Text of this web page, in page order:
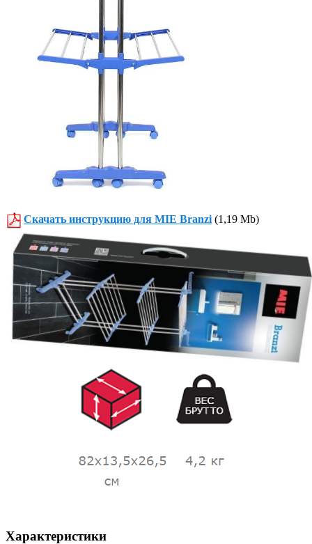
Скачать инструкцию для MIE Branzi (1,19 Mb)
Характеристики